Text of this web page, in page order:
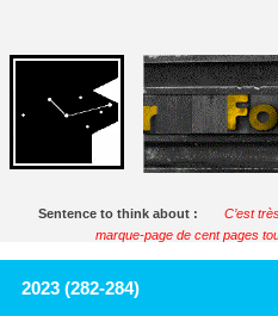
Sentence to think about :
C’est
marque-page de cent pages
2023 (282-284)